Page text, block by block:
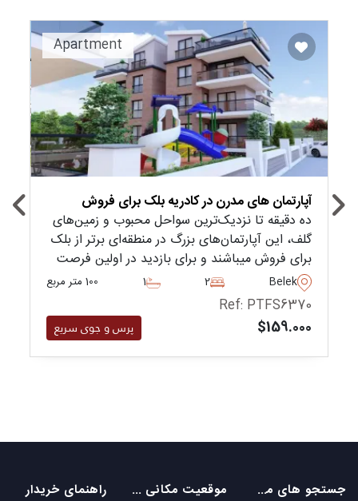
Apartment
آپارتمان های مدرن در کادریه بلک برای فروش
ده دقیقه تا نزدیک‌ترین سواحل محبوب و زمین‌های
گلف، این آپارتمان‌های بزرگ در منطقه‌ای برتر از بلک
برای فروش میباشند و برای بازدید در اولین فرصت
توصیه می‌شود.
Belek
2
1 100 متر مربع
Ref: PTFS6370
$159.000 پرس و جوی سریع
جستجو های محبوب موقعیت مکانی های محبوب راهنمای خریدار